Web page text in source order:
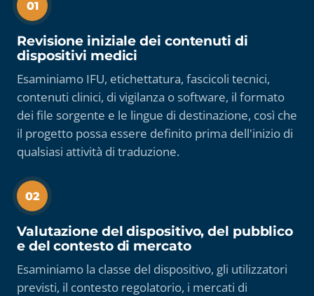
01
Revisione iniziale dei contenuti di
dispositivi medici
Esaminiamo IFU, etichettatura, fascicoli tecnici,
contenuti clinici, di vigilanza o software, il formato
dei file sorgente e le lingue di destinazione, così che
il progetto possa essere definito prima dell'inizio di
qualsiasi attività di traduzione.
02
Valutazione del dispositivo, del pubblico
e del contesto di mercato
Esaminiamo la classe del dispositivo, gli utilizzatori
previsti, il contesto regolatorio, i mercati di